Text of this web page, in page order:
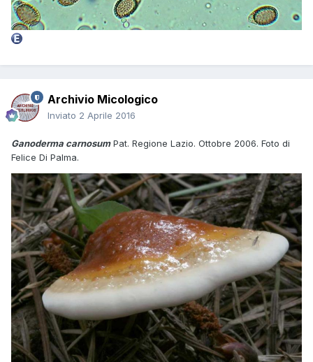
Archivio Micologico
Inviato 2 Aprile 2016
Ganoderma carnosumPat. Regione Lazio. Ottobre 2006. Foto di
Felice Di Palma.